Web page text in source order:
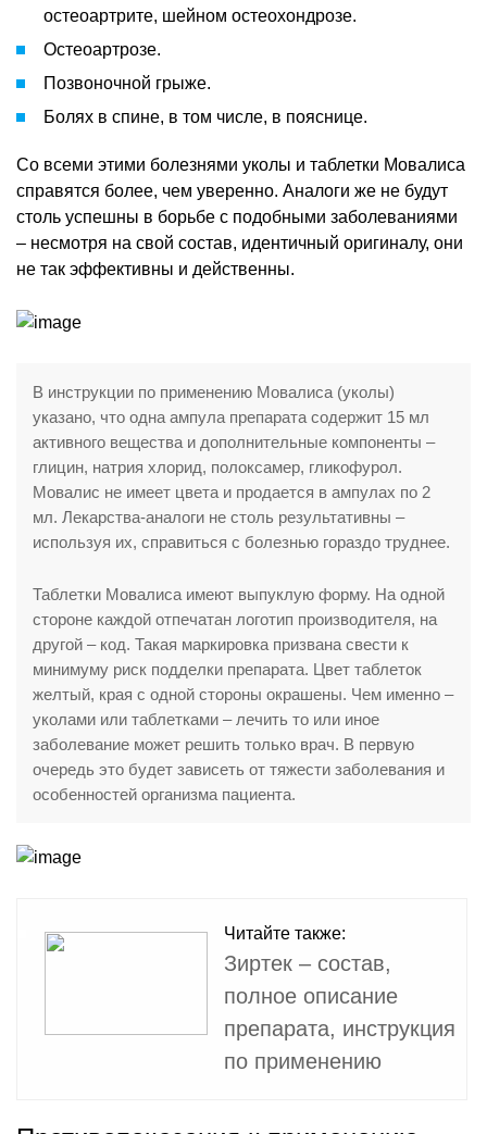
остеоартрите, шейном остеохондрозе.
Остеоартрозе.
Позвоночной грыже.
Болях в спине, в том числе, в пояснице.
Со всеми этими болезнями уколы и таблетки Мовалиса
справятся более, чем уверенно. Аналоги же не будут
столь успешны в борьбе с подобными заболеваниями
– несмотря на свой состав, идентичный оригиналу, они
не так эффективны и действенны.
В инструкции по применению Мовалиса (уколы)
указано, что одна ампула препарата содержит 15 мл
активного вещества и дополнительные компоненты –
глицин, натрия хлорид, полоксамер, гликофурол.
Мовалис не имеет цвета и продается в ампулах по 2
мл. Лекарства-аналоги не столь результативны –
используя их, справиться с болезнью гораздо труднее.
Таблетки Мовалиса имеют выпуклую форму. На одной
стороне каждой отпечатан логотип производителя, на
другой – код. Такая маркировка призвана свести к
минимуму риск подделки препарата. Цвет таблеток
желтый, края с одной стороны окрашены. Чем именно –
уколами или таблетками – лечить то или иное
заболевание может решить только врач. В первую
очередь это будет зависеть от тяжести заболевания и
особенностей организма пациента.
Читайте также:
Зиртек – состав,
полное описание
препарата, инструкция
по применению